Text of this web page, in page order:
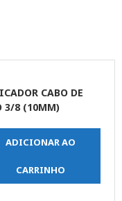
CABO DE
3/8 (10MM)
ADICIONAR AO
CARRINHO